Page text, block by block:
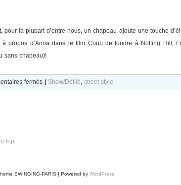
pour la plupart d’entre nous, un chapeau ajoute une touche
à propos d’Anna dans le film Coup de foudre à Notting Hill,
sans chapeau)!
ferméssurShow/Défilé, street style
top
SWINGING-PARIS | Powered by WordPress